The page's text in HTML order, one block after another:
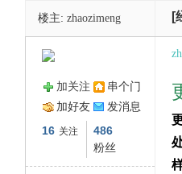
楼主: zhaozimeng [
加关注
串个门
加好友
发消息
16 关注 486
粉丝